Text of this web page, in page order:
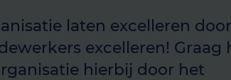
laten excelleren
excelleren! Graag
hierbij door het